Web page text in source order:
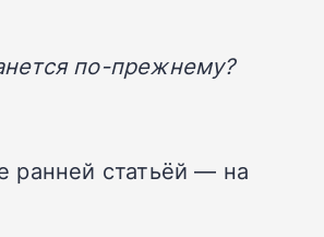
по-прежнему?
ранней статьёй — на